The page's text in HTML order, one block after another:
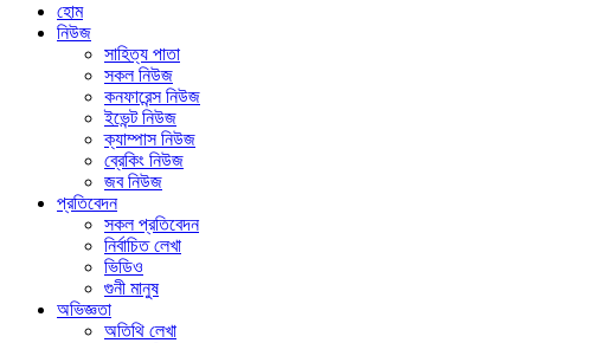
হোম
নিউজ
সাহিত্য পাতা
সকল নিউজ
কনফারেন্স নিউজ
ইভেন্ট নিউজ
ক্যাম্পাস নিউজ
ব্রেকিং নিউজ
জব নিউজ
প্রতিবেদন
সকল প্রতিবেদন
নির্বাচিত লেখা
ভিডিও
গুনী মানুষ
অভিজ্ঞতা
অতিথি লেখা